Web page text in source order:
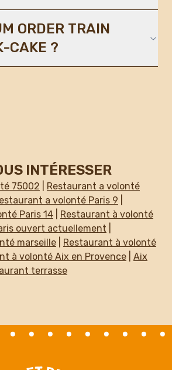
ORDER TRAIN
CAKE ?
INTÉRESSER
75002
Restaurant a volonté
a volonté Paris 9
Paris 14
Restaurant à volonté
ouvert actuellement
marseille
Restaurant à volonté
à volonté Aix en Provence
Aix
terrasse